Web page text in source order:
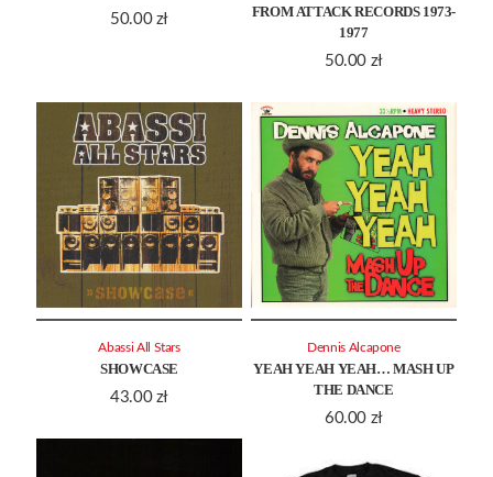
50.00 zł
FROM ATTACK RECORDS 1973-
1977
50.00 zł
SHOWCASE
43.00 zł
Abassi All Stars
YEAH YEAH YEAH… MASH UP
THE DANCE
60.00 zł
Dennis Alcapone